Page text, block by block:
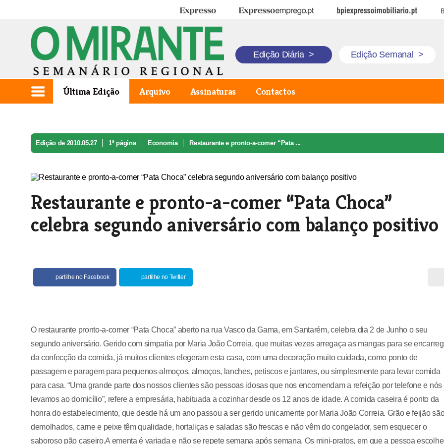
Expresso Expresso Emprego BPI Expresso Imobiliário
Edição Diária > Edição Semanal >
Última Edição Arquivo Assinaturas Contactos
Edição de 2010.05.27 1ª página Economia Restaurante e pronto-a-comer “Pata ...
Restaurante e pronto-a-comer “Pata Choca”
celebra segundo aniversário com balanço positivo
partilhe no Facebook partilhe no Twitter
O restaurante pronto-a-comer “Pata Choca” aberto na rua Vasco da Gama, em Santarém, celebra dia 2 de Junho o seu
segundo aniversário. Gerido com simpatia por Maria João Correia, que muitas vezes arregaça as mangas para se
da confecção da comida, já muitos clientes elegeram esta casa, com uma decoração muito cuidada, como ponto de
passagem e paragem para pequenos-almoços, almoços, lanches, petiscos e jantares, ou simplesmente para levar comida
para casa. “Uma grande parte dos nossos clientes são pessoas idosas que nos encomendam a refeição por telefone e nós
levamos ao domicílio”, refere a empresária, habituada a cozinhar desde os 12 anos de idade. A comida caseira é ponto da
honra do estabelecimento, que desde há um ano passou a ser gerido unicamente por Maria João Correia. Grão e feijão
demolhados, carne e peixe têm qualidade, hortaliças e saladas são frescas e não vêm do congelador, sem esquecer o
saboroso pão caseiro.A ementa é variada e não se repete semana após semana. Os mini-pratos, em que a pessoa escolhe